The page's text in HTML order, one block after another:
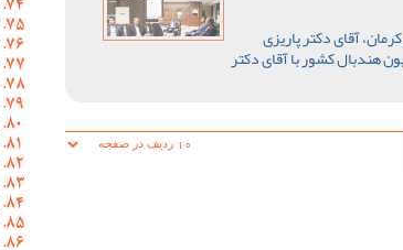
آقای دکتر پاریزی
هندبال کشور با آقای دکتر